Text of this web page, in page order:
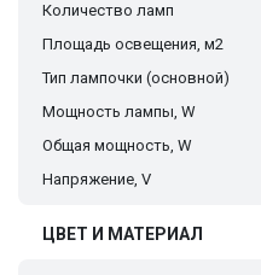
Количество ламп
Площадь освещения, м2
Тип лампочки (основной)
Мощность лампы, W
Общая мощность, W
Напряжение, V
ЦВЕТ И МАТЕРИАЛ